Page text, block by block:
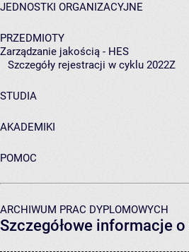
JEDNOSTKI ORGANIZACYJNE
PRZEDMIOTY
Zarządzanie jakością - HES
Szczegóły rejestracji w cyklu 2022Z
STUDIA
AKADEMIKI
POMOC
ARCHIWUM PRAC DYPLOMOWYCH
Szczegółowe informacje